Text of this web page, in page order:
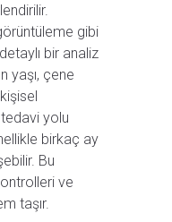
gibi
bir analiz
yaşı, çene
yolu
birkaç ay
Bu
ve
taşır.